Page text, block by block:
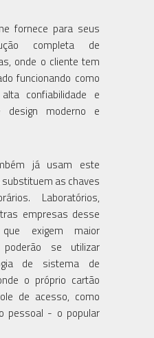
fornece para seus
completa de
onde o cliente tem
funcionando como
confiabilidade e
design moderno e
já usam este
as chaves
Laboratórios,
empresas desse
exigem maior
poderão se utilizar
de sistema de
o próprio cartão
de acesso, como
pessoal - o popular